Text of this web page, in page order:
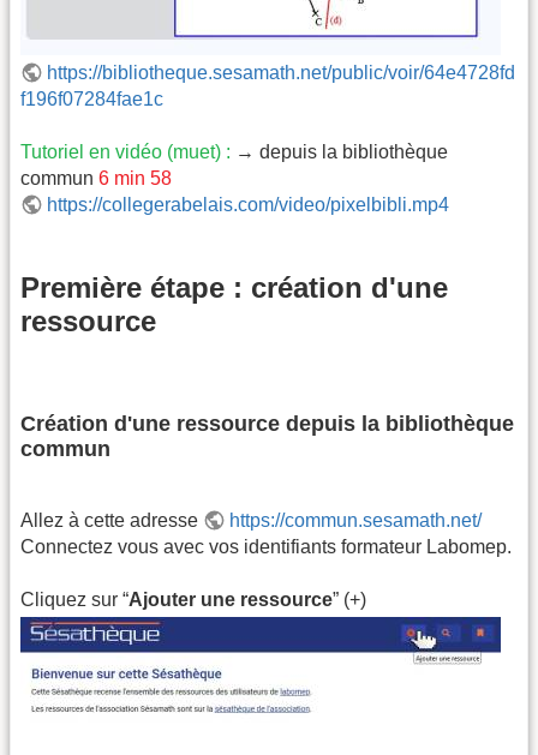
https://bibliotheque.sesamath.net/public/voir/64e4728fd
f196f07284fae1c
Tutoriel en vidéo (muet) : → depuis la bibliothèque
commun 6 min 58
https://collegerabelais.com/video/pixelbibli.mp4
Première étape : création d'une
ressource
Création d'une ressource depuis la bibliothèque
commun
Allez à cette adresse
https://commun.sesamath.net/
Connectez vous avec vos identifiants formateur Labomep.
Cliquez sur “Ajouter une ressource” (+)